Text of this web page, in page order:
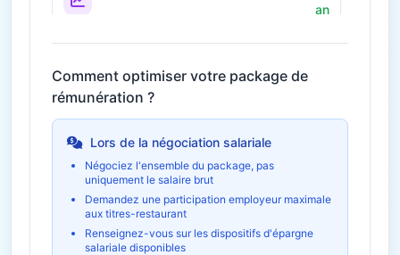
an
Économie fiscale potentielle
1 782€
Télétravail
Formation et
développement
an
Budget formation personnel
Comment optimiser votre package de
rémunération ?
Lors de la négociation salariale
Négociez l'ensemble du package, pas
uniquement le salaire brut
Demandez une participation employeur maximale
aux titres-restaurant
Renseignez-vous sur les dispositifs d'épargne
salariale disponibles